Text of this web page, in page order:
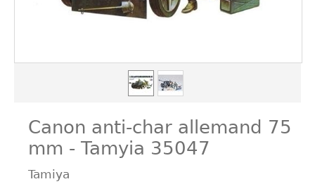
Canon anti-char allemand 75
mm - Tamyia 35047
Tamiya